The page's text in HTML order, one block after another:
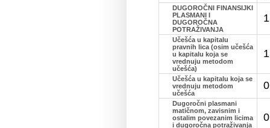
DUGOROČNI FINANSIJKI
PLASMANI I
DUGOROČNA
POTRAŽIVANJA
Učešća u kapitalu
pravnih lica (osim učešća
u kapitalu koja se
vrednuju metodom
učešća)
Učešća u kapitalu koja se
vrednuju metodom
učešća
0
Dugoročni plasmani
matičnom, zavisnim i
ostalim povezanim licima
i dugoročna potraživanja
0